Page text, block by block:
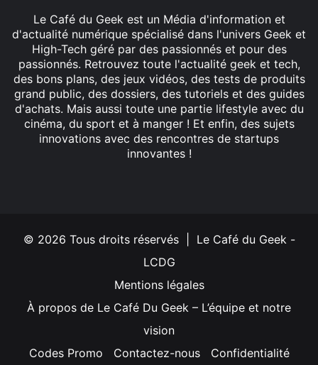
Le Café du Geek est un Média d'information et
d'actualité numérique spécialisé dans l'univers Geek et
High-Tech géré par des passionnés et pour des
passionnés. Retrouvez toute l'actualité geek et tech,
des bons plans, des jeux vidéos, des tests de produits
grand public, des dossiers, des tutoriels et des guides
d'achats. Mais aussi toute une partie lifestyle avec du
cinéma, du sport et à manger ! Et enfin, des sujets
innovations avec des rencontres de startups
innovantes !
© 2026 Tous droits réservés | Le Café du Geek -
LCDG
Mentions légales
À propos de Le Café Du Geek – L’équipe et notre
vision
Codes Promo
Contactez-nous Confidentialité